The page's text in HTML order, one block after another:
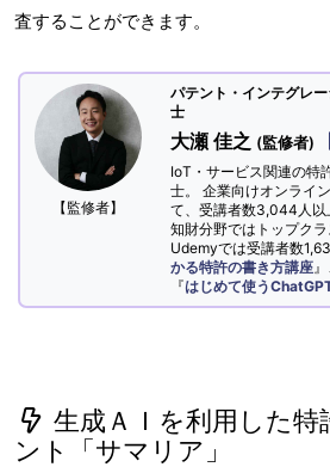
査することができます。
【監修者】
パテント・インテグレ
士
大瀬 佳之 (監修者)
IoT・サービス関連の特
士。 企業向けオンライ
て、受講者数3,044人
知財分野ではトップクラ
Udemyでは受講者数
かる特許の書き方講座
『はじめて使う
生成ＡＩを利用した特
ント「サマリア」